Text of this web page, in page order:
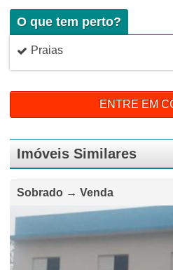
O que tem perto?
Praias
ENTRE EM
Imóveis Similares
Sobrado → Venda